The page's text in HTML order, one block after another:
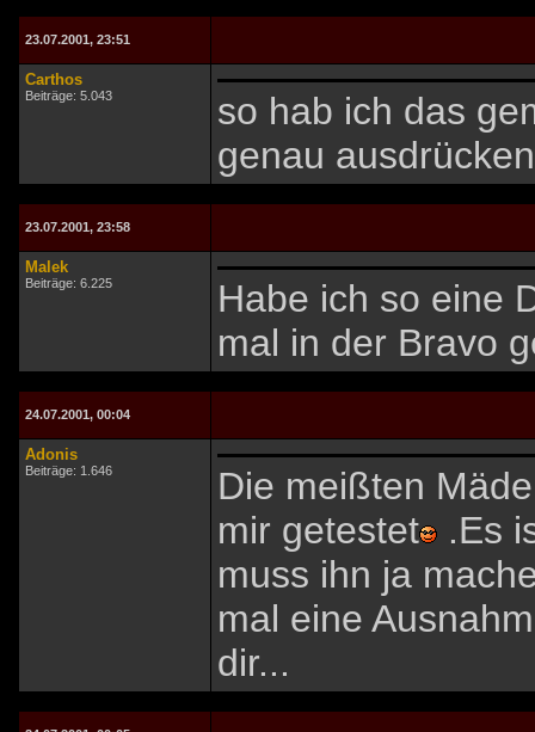
23.07.2001, 23:51
Carthos
Beiträge: 5.043
so hab ich das
genau
23.07.2001, 23:58
Malek
Beiträge: 6.225
Habe ich so eine
mal in der Bravo
24.07.2001, 00:04
Adonis
Beiträge: 1.646
Die meißten
mir getestet
.Es
muss ihn ja
mal eine
dir...